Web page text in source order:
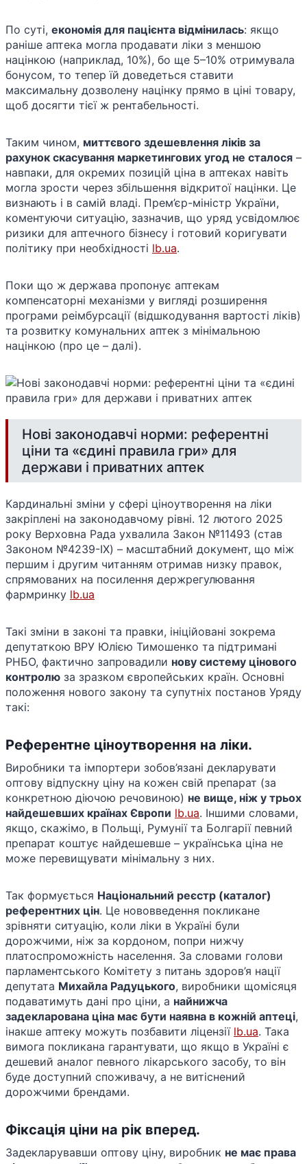
По суті, економія для пацієнта відмінилась: якщо
раніше аптека могла продавати ліки з меншою
націнкою (наприклад, 10%), бо ще 5–10% отримувала
бонусом, то тепер їй доведеться ставити
максимальну дозволену націнку прямо в ціні товару,
щоб досягти тієї ж рентабельності.
Таким чином, миттєвого здешевлення ліків за
рахунок скасування маркетингових угод не сталося –
навпаки, для окремих позицій ціна в аптеках навіть
могла зрости через збільшення відкритої націнки. Це
визнають і в самій владі. Прем’єр-міністр України,
коментуючи ситуацію, зазначив, що уряд усвідомлює
ризики для аптечного бізнесу і готовий коригувати
політику при необхідності​ lb.ua.
Поки що ж держава пропонує аптекам
компенсаторні механізми у вигляді розширення
програми реімбурсації (відшкодування вартості ліків)
та розвитку комунальних аптек з мінімальною
націнкою (про це – далі).
Нові законодавчі норми: референтні
ціни та «єдині правила гри» для
держави і приватних аптек
Кардинальні зміни у сфері ціноутворення на ліки
закріплені на законодавчому рівні. 12 лютого 2025
року Верховна Рада ухвалила Закон №11493 (став
Законом №4239-IX) – масштабний документ, що між
першим і другим читанням отримав низку правок,
спрямованих на посилення держрегулювання
фармринку​ lb.ua
Такі зміни в законі та правки, ініційовані зокрема
депутаткою ВРУ Юлією Тимошенко та підтримані
РНБО, фактично запровадили нову систему цінового
контролю за зразком європейських країн. Основні
положення нового закону та супутніх постанов Уряду
такі:
Референтне ціноутворення на ліки.
Виробники та імпортери зобов’язані декларувати
оптову відпускну ціну на кожен свій препарат (за
конкретною діючою речовиною) не вище, ніж у трьох
найдешевших країнах Європи lb.ua. Іншими словами,
якщо, скажімо, в Польщі, Румунії та Болгарії певний
препарат коштує найдешевше – українська ціна не
може перевищувати мінімальну з них.
Так формується Національний реєстр (каталог)
референтних цін. Це нововведення покликане
зрівняти ситуацію, коли ліки в Україні були
дорожчими, ніж за кордоном, попри нижчу
платоспроможність населення. За словами голови
парламентського Комітету з питань здоров’я нації
депутата Михайла Радуцького, виробники щомісяця
подаватимуть дані про ціни, а найнижча
задекларована ціна має бути наявна в кожній аптеці,
інакше аптеку можуть позбавити ліцензії​ lb.ua. Така
вимога покликана гарантувати, що якщо в Україні є
дешевий аналог певного лікарського засобу, то він
буде доступний споживачу, а не витіснений
дорожчими брендами.
Фіксація ціни на рік вперед.
Задекларувавши оптову ціну, виробник не має права